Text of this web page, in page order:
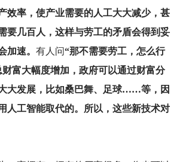
效率，使产业需要的人工大大减少，甚
要几百人，这样与劳工的矛盾会得到妥
加速。 有人问“那不需要劳工，怎么行
富大幅度增加，政府可以通过财富分
大发展，比如桑巴舞、足球……等，因
人工智能取代的。所以，这些新技术对